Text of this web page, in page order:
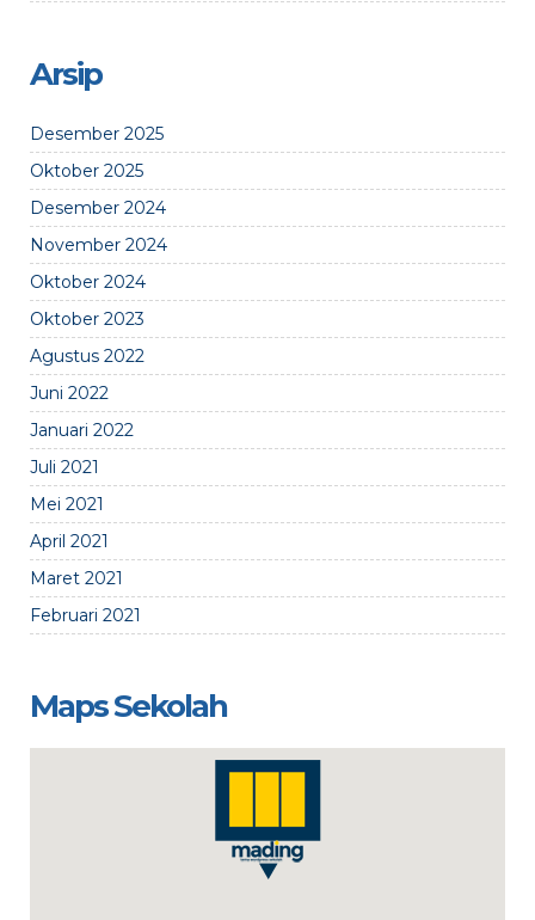
Arsip
Desember 2025
Oktober 2025
Desember 2024
November 2024
Oktober 2024
Oktober 2023
Agustus 2022
Juni 2022
Januari 2022
Juli 2021
Mei 2021
April 2021
Maret 2021
Februari 2021
Maps Sekolah